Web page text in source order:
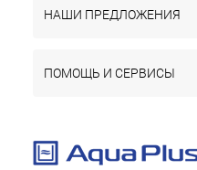
НАШИ ПРЕДЛОЖЕНИЯ
ПОМОЩЬ И СЕРВИСЫ